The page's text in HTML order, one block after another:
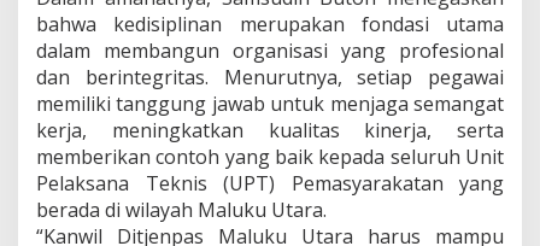
A
p
e
l
P
a
g
i
bahwa kedisiplinan merupakan fondasi utama
dalam membangun organisasi yang profesional
dan berintegritas. Menurutnya, setiap pegawai
memiliki tanggung jawab untuk menjaga semangat
kerja, meningkatkan kualitas kinerja, serta
memberikan contoh yang baik kepada seluruh Unit
Pelaksana Teknis (UPT) Pemasyarakatan yang
berada di wilayah Maluku Utara.
“Kanwil Ditjenpas Maluku Utara harus mampu